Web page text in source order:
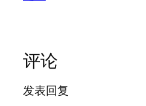
评论
发表回复